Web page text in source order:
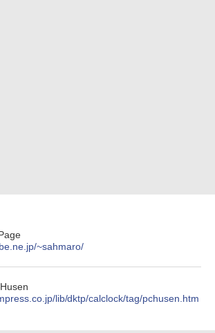
~sahmaro/
lib/dktp/calclock/tag/pchusen.htm